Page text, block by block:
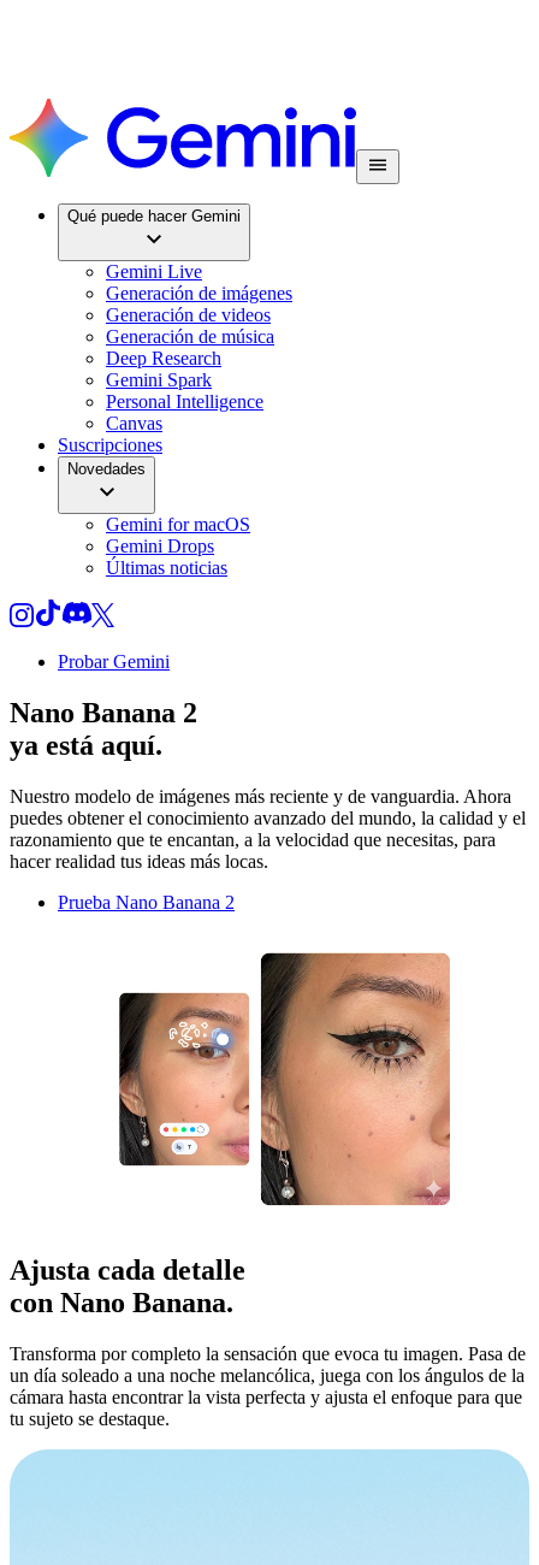
Qué puede hacer Gemini
Gemini Live
Generación de imágenes
Generación de videos
Generación de música
Deep Research
Gemini Spark
Personal Intelligence
Canvas
Suscripciones
Novedades
Gemini for macOS
Gemini Drops
Últimas noticias
Probar Gemini
Nano Banana 2
ya está aquí.
Nuestro modelo de imágenes más reciente y de vanguardia. Ahora
puedes obtener el conocimiento avanzado del mundo, la calidad y el
razonamiento que te encantan, a la velocidad que necesitas, para
hacer realidad tus ideas más locas.
Prueba Nano Banana 2
Ajusta cada detalle
con Nano Banana.
Transforma por completo la sensación que evoca tu imagen. Pasa de
un día soleado a una noche melancólica, juega con los ángulos de la
cámara hasta encontrar la vista perfecta y ajusta el enfoque para que
tu sujeto se destaque.